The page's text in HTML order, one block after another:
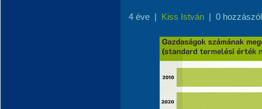
4 éve | Kiss István | 0